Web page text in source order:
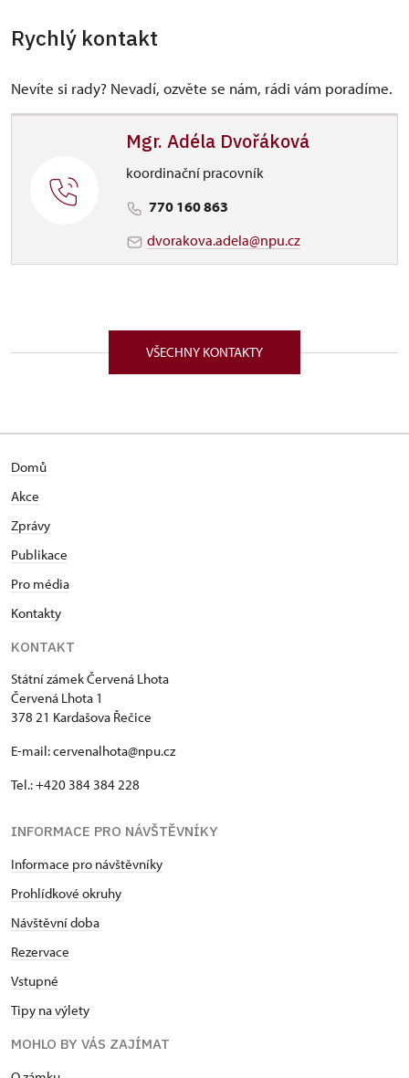
Rychlý kontakt
Nevíte si rady? Nevadí, ozvěte se nám, rádi vám poradíme.
Mgr. Adéla Dvořáková
koordinační pracovník
770 160 863
dvorakova.adela@npu.cz
VŠECHNY KONTAKTY
Domů
Akce
Zprávy
Publikace
Pro média
Kontakty
KONTAKT
Státní zámek Červená Lhota
Červená Lhota 1
378 21 Kardašova Řečice
E-mail: cervenalhota@npu.cz
Tel.: +420 384 384 228
INFORMACE PRO NÁVŠTĚVNÍKY
Informace pro návštěvníky
Prohlídkové okruhy
Návštěvní doba
Rezervace
Vstupné
Tipy na výlety
MOHLO BY VÁS ZAJÍMAT